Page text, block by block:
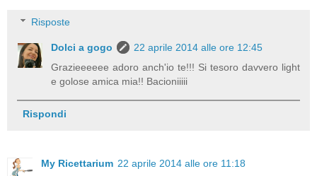
Risposte
Dolci a gogo
22 aprile 2014 alle ore 12:45
Grazieeeeee adoro anch'io te!!! Si tesoro davvero light
e golose amica mia!! Bacioniiiii
Rispondi
My Ricettarium 22 aprile 2014 alle ore 11:18